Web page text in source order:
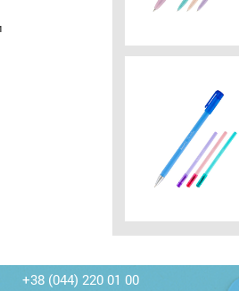
+38 (044) 220 01 00